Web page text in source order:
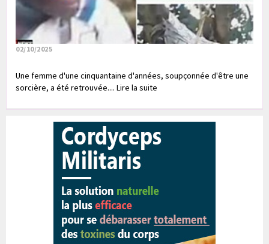
02/10/2025
Une femme d'une cinquantaine d'années, soupçonnée d'être une
sorcière, a été retrouvée.... Lire la suite